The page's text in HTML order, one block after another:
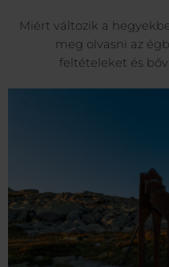
Miért változik a
meg olvasni az
feltételeket és